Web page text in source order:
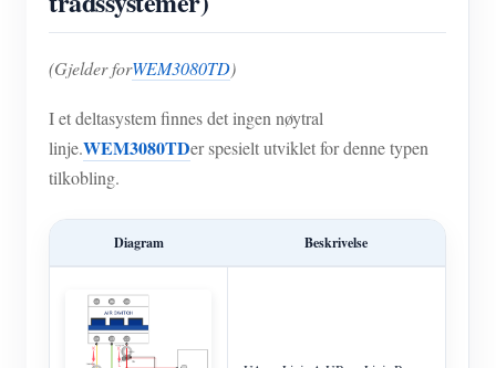
(Gjelder forWEM3080TD)
I et deltasystem finnes det ingen nøytral
linje.WEM3080TDer spesielt utviklet for denne typen
tilkobling.
Diagram Beskrivelse